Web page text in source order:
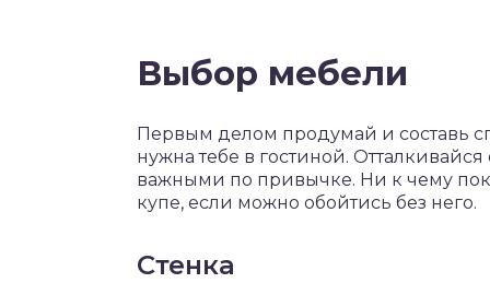
Выбор мебели
Первым делом продумай и составь
нужна тебе в гостиной.
важными по привычке. Ни к чему
купе, если можно обойтись без него.
Стенка